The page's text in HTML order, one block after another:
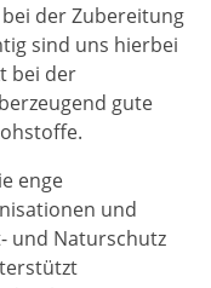
der Zubereitung
sind uns hierbei
bei der
gute
enge
und
und Naturschutz